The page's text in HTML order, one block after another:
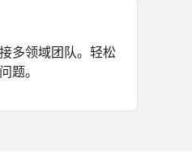
多领域团队。轻松
题。